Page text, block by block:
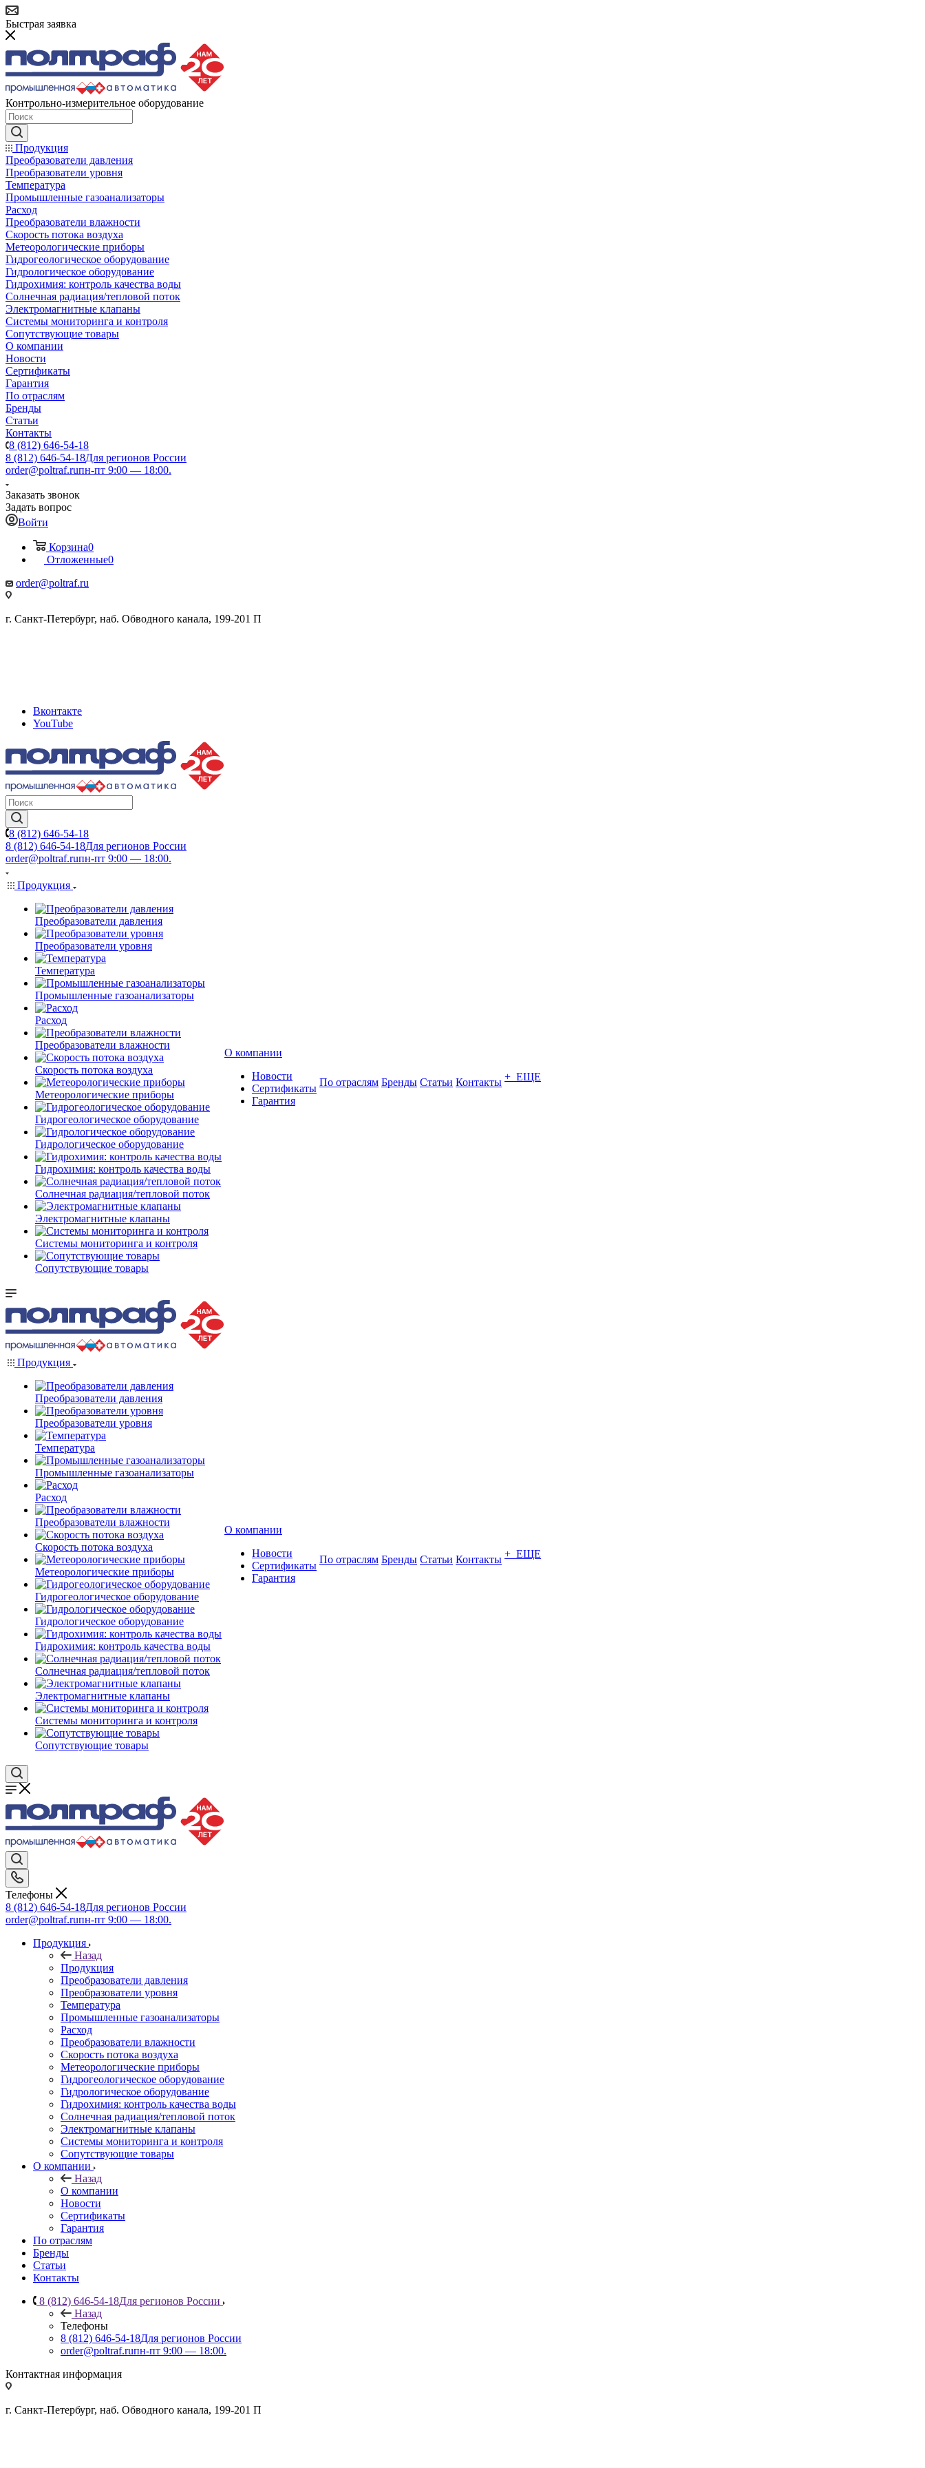
Быстрая заявка
Контрольно-измерительное оборудование
Продукция
Преобразователи давления
Преобразователи уровня
Температура
Промышленные газоанализаторы
Расход
Преобразователи влажности
Скорость потока воздуха
Метеорологические приборы
Гидрогеологическое оборудование
Гидрологическое оборудование
Гидрохимия: контроль качества воды
Солнечная радиация/тепловой поток
Электромагнитные клапаны
Системы мониторинга и контроля
Сопутствующие товары
О компании
Новости
Сертификаты
Гарантия
По отраслям
Бренды
Статьи
Контакты
8 (812) 646-54-18
8 (812) 646-54-18Для регионов России
order@poltraf.ruпн-пт 9:00 — 18:00.
Заказать звонок
Задать вопрос
Войти
Корзина0
Отложенные0
order@poltraf.ru
г. Санкт-Петербург, наб. Обводного канала, 199-201 П
Вконтакте
YouTube
8 (812) 646-54-18
8 (812) 646-54-18Для регионов России
order@poltraf.ruпн-пт 9:00 — 18:00.
Продукция
Преобразователи давления
Преобразователи уровня
Температура
Промышленные газоанализаторы
Расход
Преобразователи влажности
Скорость потока воздуха
Метеорологические приборы
Гидрогеологическое оборудование
Гидрологическое оборудование
Гидрохимия: контроль качества воды
Солнечная радиация/тепловой поток
Электромагнитные клапаны
Системы мониторинга и контроля
Сопутствующие товары
О компании
Новости
Сертификаты
Гарантия
По отраслям Бренды Статьи Контакты + ЕЩЕ
Продукция
Преобразователи давления
Преобразователи уровня
Температура
Промышленные газоанализаторы
Расход
Преобразователи влажности
Скорость потока воздуха
Метеорологические приборы
Гидрогеологическое оборудование
Гидрологическое оборудование
Гидрохимия: контроль качества воды
Солнечная радиация/тепловой поток
Электромагнитные клапаны
Системы мониторинга и контроля
Сопутствующие товары
О компании
Новости
Сертификаты
Гарантия
По отраслям Бренды Статьи Контакты + ЕЩЕ
Телефоны
8 (812) 646-54-18Для регионов России
order@poltraf.ruпн-пт 9:00 — 18:00.
Продукция
Назад
Продукция
Преобразователи давления
Преобразователи уровня
Температура
Промышленные газоанализаторы
Расход
Преобразователи влажности
Скорость потока воздуха
Метеорологические приборы
Гидрогеологическое оборудование
Гидрологическое оборудование
Гидрохимия: контроль качества воды
Солнечная радиация/тепловой поток
Электромагнитные клапаны
Системы мониторинга и контроля
Сопутствующие товары
О компании
Назад
О компании
Новости
Сертификаты
Гарантия
По отраслям
Бренды
Статьи
Контакты
8 (812) 646-54-18Для регионов России
Назад
Телефоны
8 (812) 646-54-18Для регионов России
order@poltraf.ruпн-пт 9:00 — 18:00.
Контактная информация
г. Санкт-Петербург, наб. Обводного канала, 199-201 П